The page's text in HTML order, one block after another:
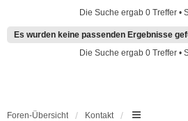
Die Suche ergab 0 Treffer •
Es wurden keine passenden Ergebnisse
Die Suche ergab 0 Treffer •
Foren-Übersicht Kontakt